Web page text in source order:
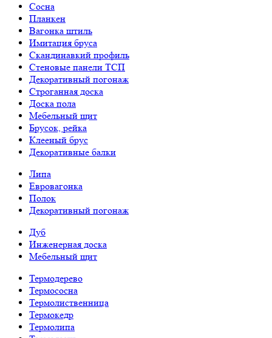
Сосна
Планкен
Вагонка штиль
Имитация бруса
Скандинавкий профиль
Стеновые панели ТСП
Декоративный погонаж
Строганная доска
Доска пола
Мебельный щит
Брусок, рейка
Клееный брус
Декоративные балки
Липа
Евровагонка
Полок
Декоративный погонаж
Дуб
Инженерная доска
Мебельный щит
Термодерево
Термососна
Термолиственница
Термокедр
Термолипа